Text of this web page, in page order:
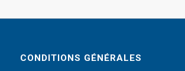
CONDITIONS GÉNÉRALES